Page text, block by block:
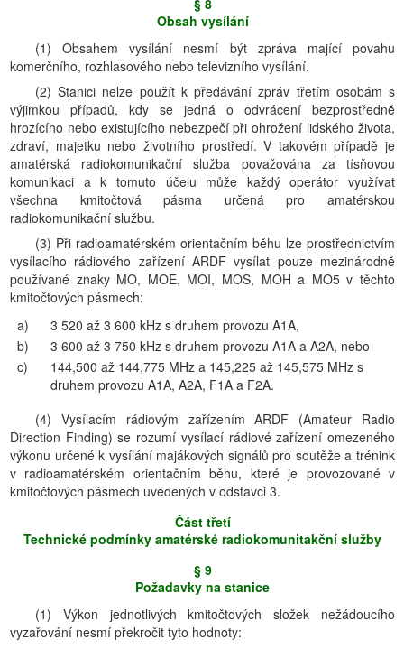
§ 8
Obsah vysílání
(1) Obsahem vysílání nesmí být zpráva mající povahu
komerčního, rozhlasového nebo televizního vysílání.
(2) Stanici nelze použít k předávání zpráv třetím osobám s
výjimkou případů, kdy se jedná o odvrácení bezprostředně
hrozícího nebo existujícího nebezpečí při ohrožení lidského života,
zdraví, majetku nebo životního prostředí. V takovém případě je
amatérská radiokomunikační služba považována za tísňovou
komunikaci a k tomuto účelu může každý operátor využívat
všechna kmitočtová pásma určená pro amatérskou
radiokomunikační službu.
(3) Při radioamatérském orientačním běhu lze prostřednictvím
vysílacího rádiového zařízení ARDF vysílat pouze mezinárodně
používané znaky MO, MOE, MOI, MOS, MOH a MO5 v těchto
kmitočtových pásmech:
a)
3 520 až 3 600 kHz s druhem provozu A1A,
b)
3 600 až 3 750 kHz s druhem provozu A1A a A2A, nebo
c)
144,500 až 144,775 MHz a 145,225 až 145,575 MHz s
druhem provozu A1A, A2A, F1A a F2A.
(4) Vysílacím rádiovým zařízením ARDF (Amateur Radio
Direction Finding) se rozumí vysílací rádiové zařízení omezeného
výkonu určené k vysílání majákových signálů pro soutěže a trénink
v radioamatérském orientačním běhu, které je provozované v
kmitočtových pásmech uvedených v odstavci 3.
Část třetí
Technické podmínky amatérské radiokomunitakční služby
§ 9
Požadavky na stanice
(1) Výkon jednotlivých kmitočtových složek nežádoucího
vyzařování nesmí překročit tyto hodnoty: